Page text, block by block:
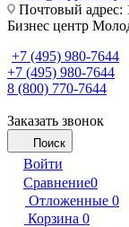
Почтовый адрес:
Бизнес центр
+7 (495) 980-7644
+7 (495) 980-7644
8 (800) 770-7644
Заказать звонок
Поиск
Войти
Сравнение0
Отложенные 0
Корзина 0